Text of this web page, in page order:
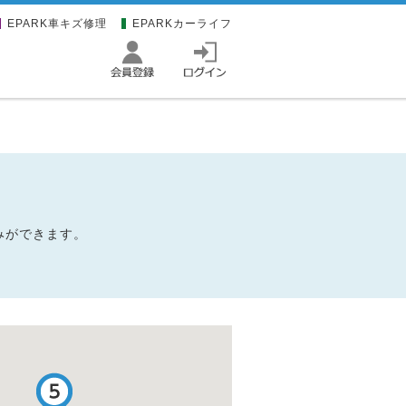
EPARK車キズ修理 EPARKカーライフ
できます。